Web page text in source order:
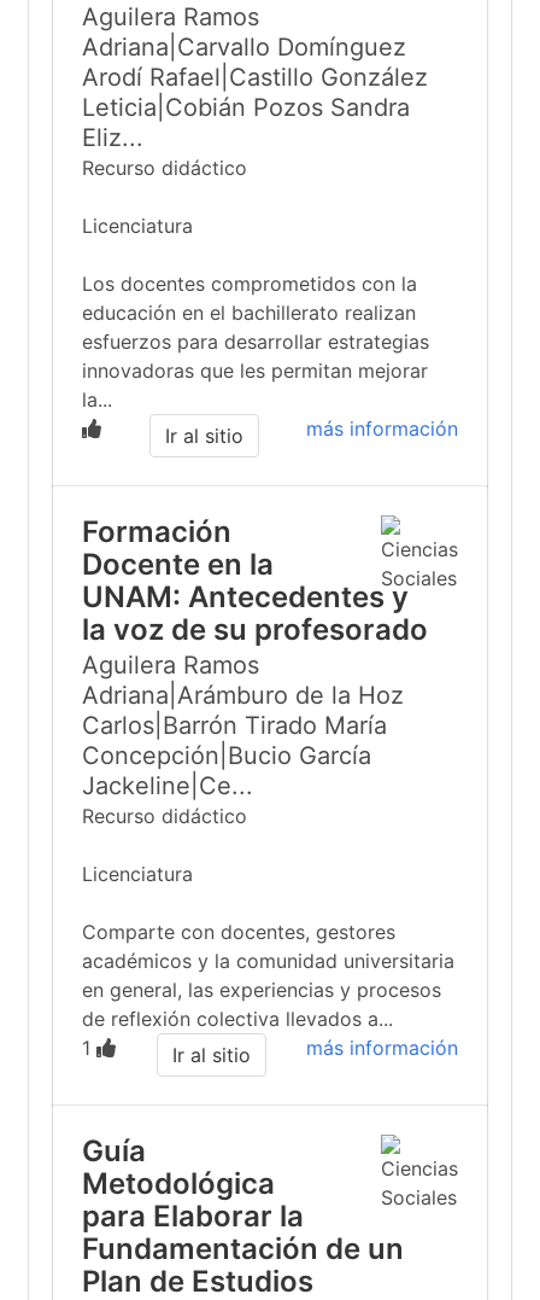
Aguilera Ramos
Adriana|Carvallo Domínguez
Arodí Rafael|Castillo González
Leticia|Cobián Pozos Sandra
Eliz...
Recurso didáctico
Licenciatura
Los docentes comprometidos con la
educación en el bachillerato realizan
esfuerzos para desarrollar estrategias
innovadoras que les permitan mejorar
la...
más información
Ir al sitio
Formación
Docente en la
UNAM: Antecedentes y
la voz de su profesorado
Aguilera Ramos
Adriana|Arámburo de la Hoz
Carlos|Barrón Tirado María
Concepción|Bucio García
Jackeline|Ce...
Recurso didáctico
Licenciatura
Comparte con docentes, gestores
académicos y la comunidad universitaria
en general, las experiencias y procesos
de reflexión colectiva llevados a...
1
más información
Ir al sitio
Guía
Metodológica
para Elaborar la
Fundamentación de un
Plan de Estudios